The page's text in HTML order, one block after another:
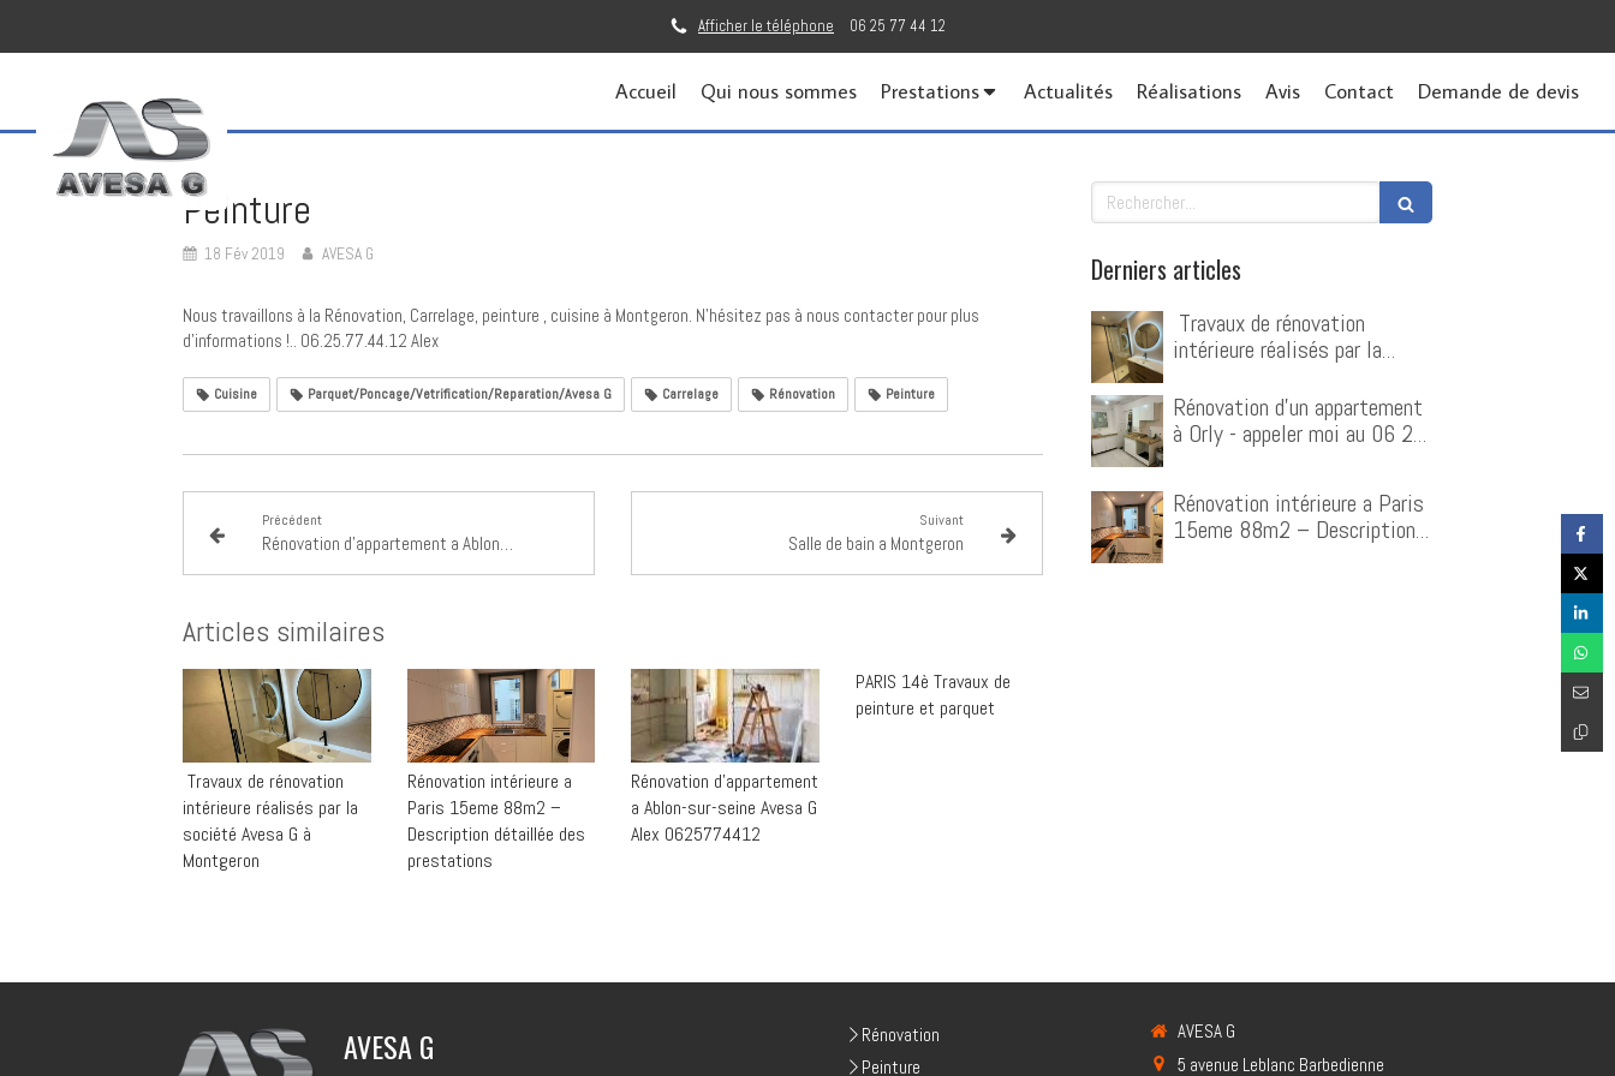
Afficher le téléphone 06 25 77 44 12
Accueil Qui nous sommes Prestations Actualités Réalisations Avis Contact Demande de devis
Peinture
18 Fév 2019 AVESA G
Nous travaillons à la Rénovation, Carrelage, peinture , cuisine à Montgeron. N'hésitez pas à nous contacter pour plus
d'informations !.. 06.25.77.44.12 Alex
Cuisine Parquet/Poncage/Vetrification/Reparation/Avesa G Carrelage Rénovation Peinture
Précédent
Rénovation d'appartement a Ablon-sur-seine Avesa G Alex 0625774412
Suivant
Salle de bain a Montgeron
Articles similaires
️ Travaux de rénovation
intérieure réalisés par la
société Avesa G à
Montgeron
Rénovation intérieure a
Paris 15eme 88m2 –
Description détaillée des
prestations
Rénovation d'appartement
a Ablon-sur-seine Avesa G
Alex 0625774412
PARIS 14è Travaux de
peinture et parquet
Rechercher
Derniers articles
️ Travaux de rénovation
intérieure réalisés par la
Rénovation d'un appartement
à Orly - appeler moi au 06 25
Rénovation intérieure a Paris
15eme 88m2 – Description
AVESA G
Rénovation
Peinture
AVESA G
5 avenue Leblanc Barbedienne